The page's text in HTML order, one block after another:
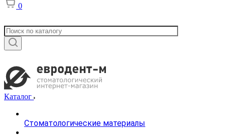
0
Каталог
Стоматологические материалы